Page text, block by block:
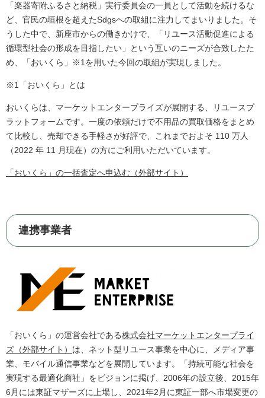
「楽器寄附ふるさと納税」実行委員会の一員として活動を続けるな
ど、官民の垣根を超えたSdgsへの取組に注力してまいりました。そ
うした中で、新座市からの働きかけで、「リユース活動促進による
循環型社会の形成を目指したい」という互いのニーズが合致したた
め、「おいくら」※1を用いた今回の取組が実現しました。
※1「おいくら」とは
おいくらは、マーケットエンタープライズが展開する、リユースプ
ラットフォームです。一度の依頼だけで不用品の買取価格をまとめ
て比較し、売却できる手軽さが好評で、これまでおよそ 110 万人
（2022 年 11 月現在）の方にご利用いただいています。
「おいくら」の一括査定へ申込む（外部サイト）
連携事業者
「おいくら」の運営会社である株式会社マーケットエンタープライ
ズ（外部サイト） は、ネット型リユース事業を中心に、メディア事
業、モバイル通信事業などを展開しています。「持続可能な社会を
実現する最適化商社」をビジョンに掲げ、2006年の設立後、2015年
6月には東証マザーズに上場し、2021年2月に東証一部へ市場変更の